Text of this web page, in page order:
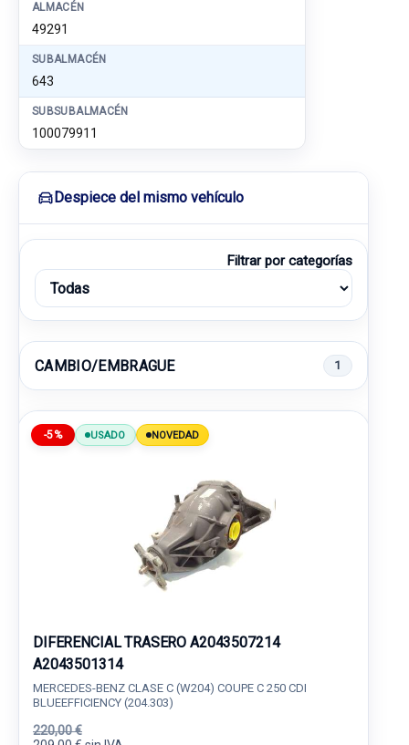
ALMACÉN
49291
SUBALMACÉN
643
SUBSUBALMACÉN
100079911
Despiece del mismo vehículo
Filtrar por categorías
CAMBIO/EMBRAGUE 1
-5% USADO NOVEDAD
DIFERENCIAL TRASERO A2043507214
A2043501314
MERCEDES-BENZ CLASE C (W204) COUPE C 250 CDI
BLUEEFFICIENCY (204.303)
220,00 €